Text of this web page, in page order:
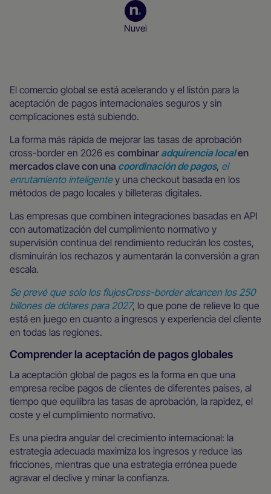
Nuvei
El comercio global se está acelerando y el listón para la
aceptación de pagos internacionales seguros y sin
complicaciones está subiendo.
La forma más rápida de mejorar las tasas de aprobación
cross-border en 2026 es combinar adquirencia localen
mercados clave con una coordinación de pagos, el
enrutamiento inteligentey una checkout basada en los
métodos de pago locales y billeteras digitales.
Las empresas que combinen integraciones basadas en API
con automatización del cumplimiento normativo y
supervisión continua del rendimiento reducirán los costes,
disminuirán los rechazos y aumentarán la conversión a gran
escala.
Se prevé que solo los flujosCross-border alcancen los 250
billones de dólares para 2027, lo que pone de relieve lo que
está en juego en cuanto a ingresos y experiencia del cliente
en todas las regiones.
Comprender la aceptación de pagos globales
La aceptación global de pagos es la forma en que una
empresa recibe pagos de clientes de diferentes países, al
tiempo que equilibra las tasas de aprobación, la rapidez, el
coste y el cumplimiento normativo.
Es una piedra angular del crecimiento internacional: la
estrategia adecuada maximiza los ingresos y reduce las
fricciones, mientras que una estrategia errónea puede
agravar el declive y minar la confianza.